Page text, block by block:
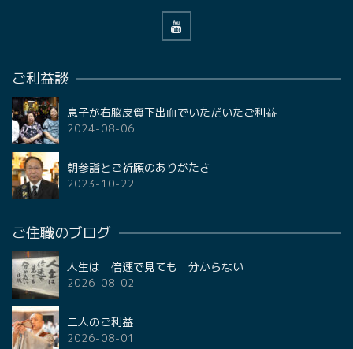
ご利益談
息子が右脳皮質下出血でいただいたご利益
2024-08-06
朝参詣とご祈願のありがたさ
2023-10-22
ご住職のブログ
人生は 倍速で見ても 分からない
2026-08-02
二人のご利益
2026-08-01